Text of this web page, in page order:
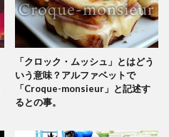
「クロック・ムッシュ」とはどう
いう意味？アルファベットで
「Croque-monsieur」と記述す
るとの事。